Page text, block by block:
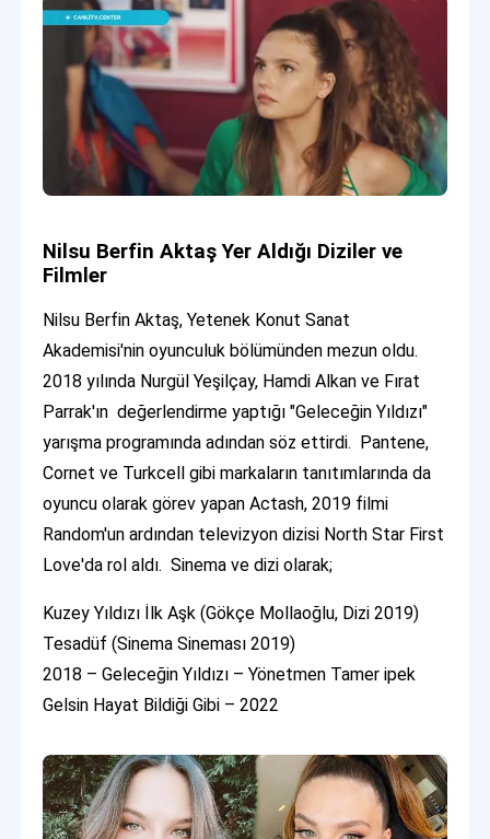
Nilsu Berfin Aktaş Yer Aldığı Diziler ve
Filmler
Nilsu Berfin Aktaş, Yetenek Konut Sanat
Akademisi'nin oyunculuk bölümünden mezun oldu.
2018 yılında Nurgül Yeşilçay, Hamdi Alkan ve Fırat
Parrak'ın değerlendirme yaptığı "Geleceğin Yıldızı"
yarışma programında adından söz ettirdi. Pantene,
Cornet ve Turkcell gibi markaların tanıtımlarında da
oyuncu olarak görev yapan Actash, 2019 filmi
Random'un ardından televizyon dizisi North Star First
Love'da rol aldı. Sinema ve dizi olarak;
Kuzey Yıldızı İlk Aşk (Gökçe Mollaoğlu, Dizi 2019)
Tesadüf (Sinema Sineması 2019)
2018 – Geleceğin Yıldızı – Yönetmen Tamer ipek
Gelsin Hayat Bildiği Gibi – 2022